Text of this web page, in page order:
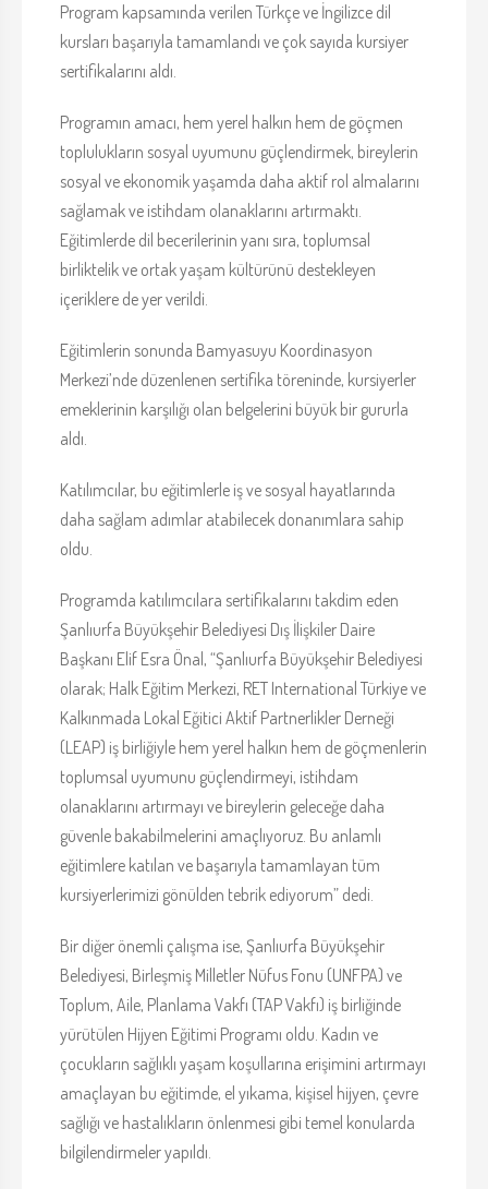
Program kapsamında verilen Türkçe ve İngilizce dil
kursları başarıyla tamamlandı ve çok sayıda kursiyer
sertifikalarını aldı.
Programın amacı, hem yerel halkın hem de göçmen
toplulukların sosyal uyumunu güçlendirmek, bireylerin
sosyal ve ekonomik yaşamda daha aktif rol almalarını
sağlamak ve istihdam olanaklarını artırmaktı.
Eğitimlerde dil becerilerinin yanı sıra, toplumsal
birliktelik ve ortak yaşam kültürünü destekleyen
içeriklere de yer verildi.
Eğitimlerin sonunda Bamyasuyu Koordinasyon
Merkezi’nde düzenlenen sertifika töreninde, kursiyerler
emeklerinin karşılığı olan belgelerini büyük bir gururla
aldı.
Katılımcılar, bu eğitimlerle iş ve sosyal hayatlarında
daha sağlam adımlar atabilecek donanımlara sahip
oldu.
Programda katılımcılara sertifikalarını takdim eden
Şanlıurfa Büyükşehir Belediyesi Dış İlişkiler Daire
Başkanı Elif Esra Önal, “Şanlıurfa Büyükşehir Belediyesi
olarak; Halk Eğitim Merkezi, RET International Türkiye ve
Kalkınmada Lokal Eğitici Aktif Partnerlikler Derneği
(LEAP) iş birliğiyle hem yerel halkın hem de göçmenlerin
toplumsal uyumunu güçlendirmeyi, istihdam
olanaklarını artırmayı ve bireylerin geleceğe daha
güvenle bakabilmelerini amaçlıyoruz. Bu anlamlı
eğitimlere katılan ve başarıyla tamamlayan tüm
kursiyerlerimizi gönülden tebrik ediyorum” dedi.
Bir diğer önemli çalışma ise, Şanlıurfa Büyükşehir
Belediyesi, Birleşmiş Milletler Nüfus Fonu (UNFPA) ve
Toplum, Aile, Planlama Vakfı (TAP Vakfı) iş birliğinde
yürütülen Hijyen Eğitimi Programı oldu. Kadın ve
çocukların sağlıklı yaşam koşullarına erişimini artırmayı
amaçlayan bu eğitimde, el yıkama, kişisel hijyen, çevre
sağlığı ve hastalıkların önlenmesi gibi temel konularda
bilgilendirmeler yapıldı.